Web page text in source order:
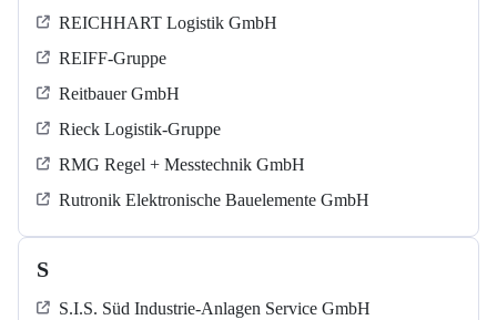
REICHHART Logistik GmbH
REIFF-Gruppe
Reitbauer GmbH
Rieck Logistik-Gruppe
RMG Regel + Messtechnik GmbH
Rutronik Elektronische Bauelemente GmbH
S
S.I.S. Süd Industrie-Anlagen Service GmbH